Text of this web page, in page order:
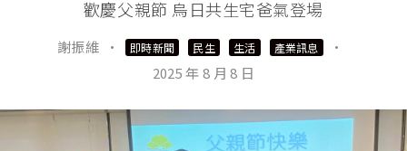
歡慶父親節 烏日共生宅爸氣登場
謝振維 · 即時新聞 民生 生活 產業訊息
·
2025 年 8 月 8 日